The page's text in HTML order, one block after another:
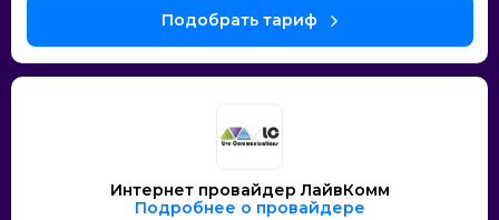
Интернет провайдер ЛайвКомм
Подробнее о провайдере